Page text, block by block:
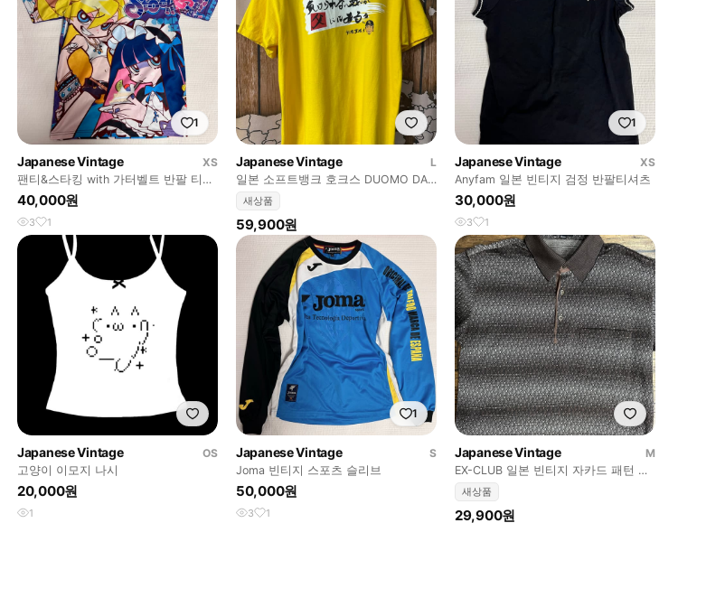
1
Japanese Vintage
XS
팬티&스타킹 with 가터벨트 반팔 티셔
츠
40,000원
3 1
Japanese Vintage
L
일본 소프트뱅크 호크스 DUOMO DAY
양면 티셔츠 L 새상품
새상품
59,900원
1
Japanese Vintage
XS
Anyfam 일본 빈티지 검정 반팔티셔츠
30,000원
3 1
Japanese Vintage
OS
고양이 이모지 나시
20,000원
1
1
Japanese Vintage
S
Joma 빈티지 스포츠 슬리브
50,000원
3 1
Japanese Vintage
M
EX-CLUB 일본 빈티지 자카드 패턴 카
라티 M 새상품
새상품
29,900원